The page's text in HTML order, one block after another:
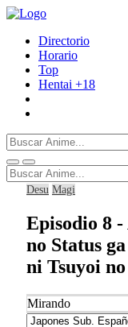
Directorio
Horario
Top
Hentai +18
Desu Magi
Episodio 8
no Status
ni Tsuyoi
Mirando